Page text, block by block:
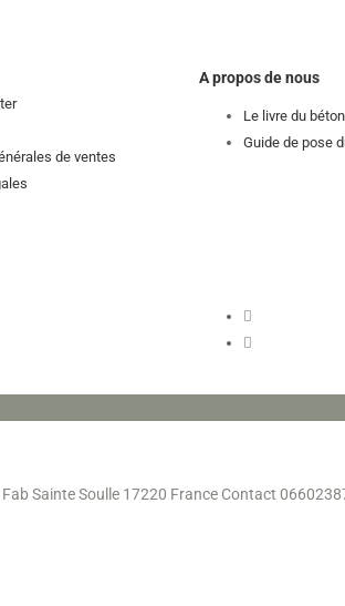
de ventes
A propos de nous
Le livre du
Guide de pose
Fab Sainte Soulle 17220 France Contact